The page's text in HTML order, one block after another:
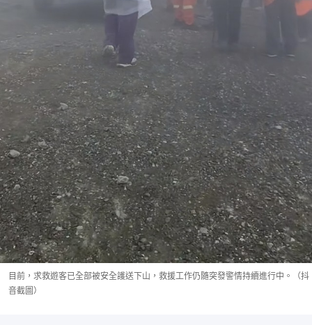
目前，求救遊客已全部被安全護送下山，救援工作仍隨突發警情持續進行中。（抖
音截圖）